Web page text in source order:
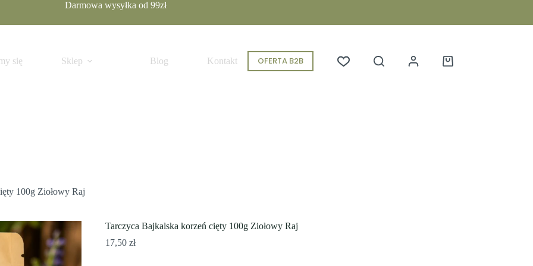
Darmowa wysyłka od 99zł
się Sklep Blog Kontakt OFERTA B2B Koszyk
100g Ziołowy Raj
Tarczyca Bajkalska korzeń cięty 100g Ziołowy Raj
17,50 zł